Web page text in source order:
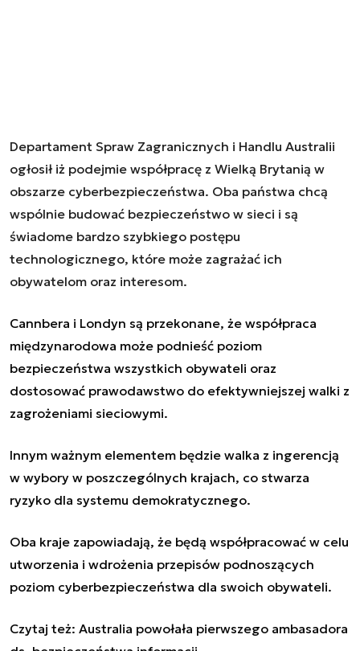
Departament Spraw Zagranicznych i Handlu Australii
ogłosił iż podejmie współpracę z Wielką Brytanią w
obszarze cyberbezpieczeństwa. Oba państwa chcą
wspólnie budować bezpieczeństwo w sieci i są
świadome bardzo szybkiego postępu
technologicznego, które może zagrażać ich
obywatelom oraz interesom.
Cannbera i Londyn są przekonane, że współpraca
międzynarodowa może podnieść poziom
bezpieczeństwa wszystkich obywateli oraz
dostosować prawodawstwo do efektywniejszej walki z
zagrożeniami sieciowymi.
Innym ważnym elementem będzie walka z ingerencją
w wybory w poszczególnych krajach, co stwarza
ryzyko dla systemu demokratycznego.
Oba kraje zapowiadają, że będą współpracować w celu
utworzenia i wdrożenia przepisów podnoszących
poziom cyberbezpieczeństwa dla swoich obywateli.
Czytaj też: Australia powołała pierwszego ambasadora